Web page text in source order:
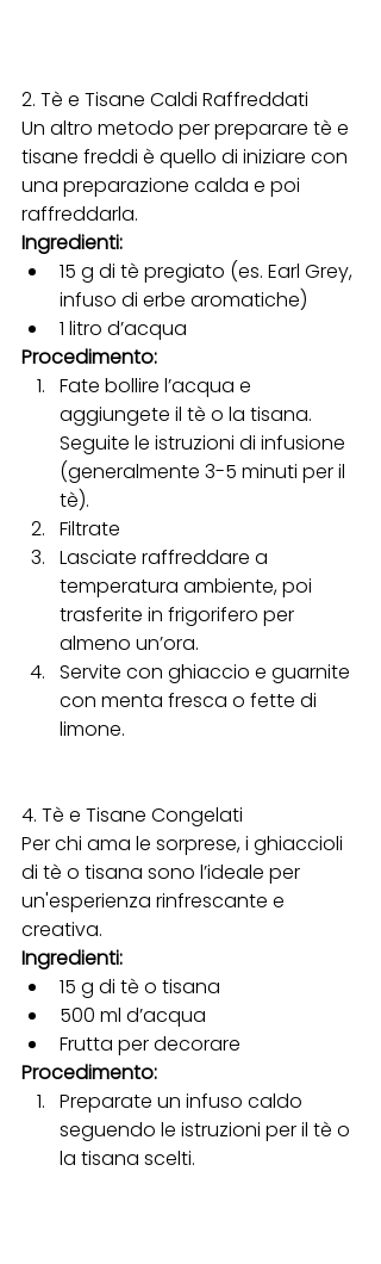
2. Tè e Tisane Caldi Raffreddati
Un altro metodo per preparare tè e
tisane freddi è quello di iniziare con
una preparazione calda e poi
raffreddarla.
Ingredienti:
15 g di tè pregiato (es. Earl Grey,
infuso di erbe aromatiche)
1 litro d’acqua
Procedimento:
Fate bollire l’acqua e
aggiungete il tè o la tisana.
Seguite le istruzioni di infusione
(generalmente 3-5 minuti per il
tè).
Filtrate
Lasciate raffreddare a
temperatura ambiente, poi
trasferite in frigorifero per
almeno un’ora.
Servite con ghiaccio e guarnite
con menta fresca o fette di
limone.
4. Tè e Tisane Congelati
Per chi ama le sorprese, i ghiaccioli
di tè o tisana sono l’ideale per
un'esperienza rinfrescante e
creativa.
Ingredienti:
15 g di tè o tisana
500 ml d’acqua
Frutta per decorare
Procedimento:
Preparate un infuso caldo
seguendo le istruzioni per il tè o
la tisana scelti.